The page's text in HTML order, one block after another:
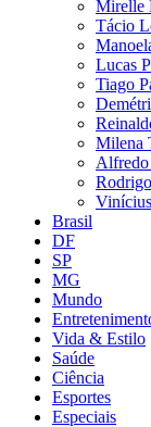
Mirelle
Tácio
Lucas
Tiago
Milena
Brasil
DF
SP
MG
Mundo
Vida & Estilo
Saúde
Ciência
Esportes
Especiais